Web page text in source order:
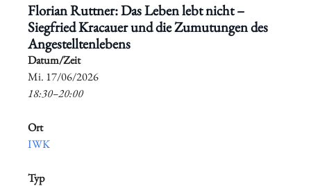
Florian Ruttner: Das Leben lebt nicht –
Siegfried Kracauer und die Zumutungen des
Angestelltenlebens
Datum/Zeit
​Mi. 17/06/2026
18:30–20:00
Ort
IWK
Typ